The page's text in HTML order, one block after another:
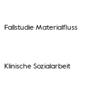
Fallstudie Materialfluss
Klinische Sozialarbeit